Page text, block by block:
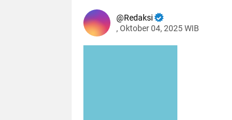
Redaksi
, Oktober 04, 2025 WIB